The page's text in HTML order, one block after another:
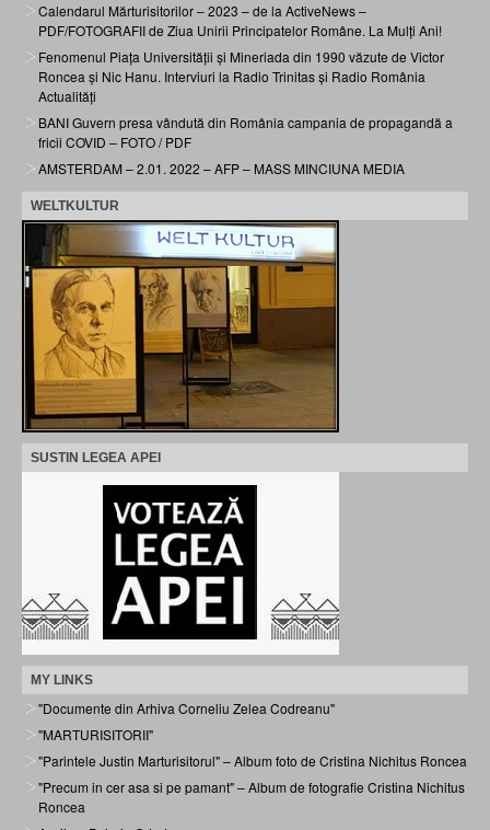
Calendarul Mărturisitorilor – 2023 – de la ActiveNews –
PDF/FOTOGRAFII de Ziua Unirii Principatelor Române. La Mulți Ani!
Fenomenul Piața Universității și Mineriada din 1990 văzute de Victor
Roncea și Nic Hanu. Interviuri la Radio Trinitas și Radio România
Actualități
BANI Guvern presa vândută din România campania de propagandă a
fricii COVID – FOTO / PDF
AMSTERDAM – 2.01. 2022 – AFP – MASS MINCIUNA MEDIA
WELTKULTUR
SUSTIN LEGEA APEI
MY LINKS
"Documente din Arhiva Corneliu Zelea Codreanu"
"MARTURISITORII"
"Parintele Justin Marturisitorul" – Album foto de Cristina Nichitus Roncea
"Precum in cer asa si pe pamant" – Album de fotografie Cristina Nichitus
Roncea